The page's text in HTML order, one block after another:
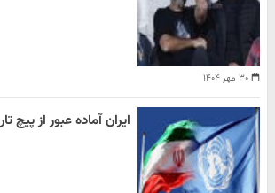
۳۰ مهر ۱۴۰۴
ایران آماده عبور از پیچ